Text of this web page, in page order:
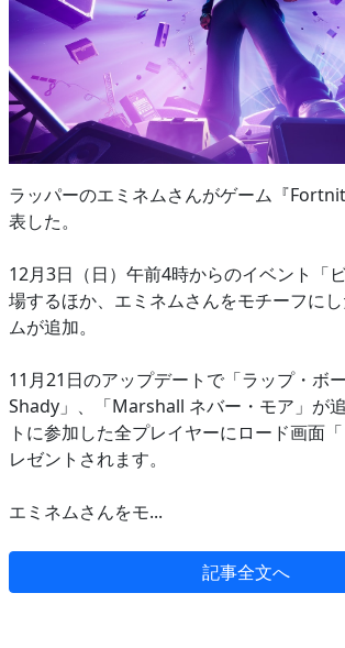
ラッパーのエミネムさんがゲーム『
表した。
12月3日（日）午前4時からのイベント「
場するほか、エミネムさんをモチーフに
ムが追加。
11月21日のアップデートで「ラップ・ボ
Shady」、「Marshall ネバー・モア」が
トに参加した全プレイヤーにロード画面
レゼントされます。
エミネムさんをモ...
記事全文へ